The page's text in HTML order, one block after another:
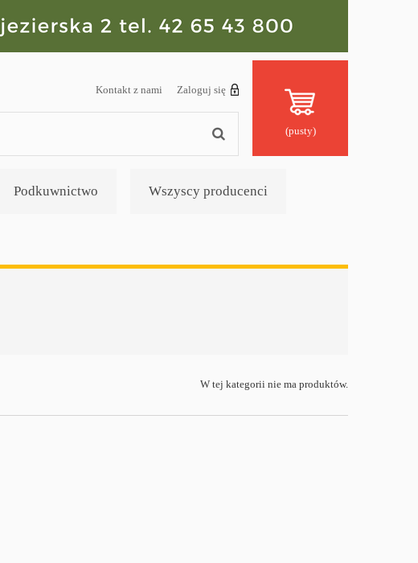
Zaloguj się
Kontakt z nami
(pusty)
Podkuwnictwo Wszyscy producenci
W tej kategorii nie ma produktów.